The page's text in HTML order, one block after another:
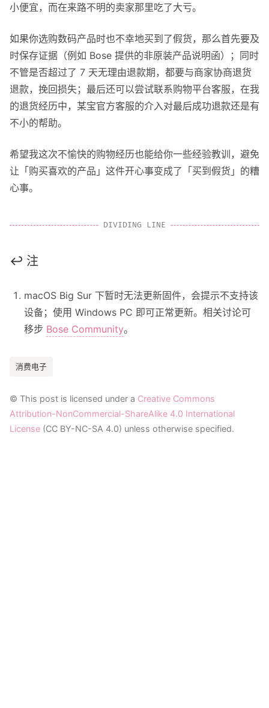
小便宜，而在来路不明的卖家那里吃了大亏。
如果你选购数码产品时也不幸地买到了假货，那么首先要及
时保存证据（例如 Bose 提供的非原装产品说明函）；同时
不管是否超过了 7 天无理由退款期，都要与商家协商退货
退款，挽回损失；最后还可以尝试联系购物平台客服，在我
的退货经历中，某宝官方客服的介入对最后成功退款还是有
不小的帮助。
希望我这次不愉快的购物经历也能给你一些经验教训，避免
让「购买喜欢的产品」这件开心事变成了「买到假货」的糟
心事。
↩︎ 注
macOS Big Sur 下暂时无法更新固件，会提示不支持该
设备；使用 Windows PC 即可正常更新。相关讨论可
移步 Bose Community。
消费电子
© This post is licensed under a Creative Commons
Attribution-NonCommercial-ShareAlike 4.0 International
License (CC BY-NC-SA 4.0) unless otherwise specified.